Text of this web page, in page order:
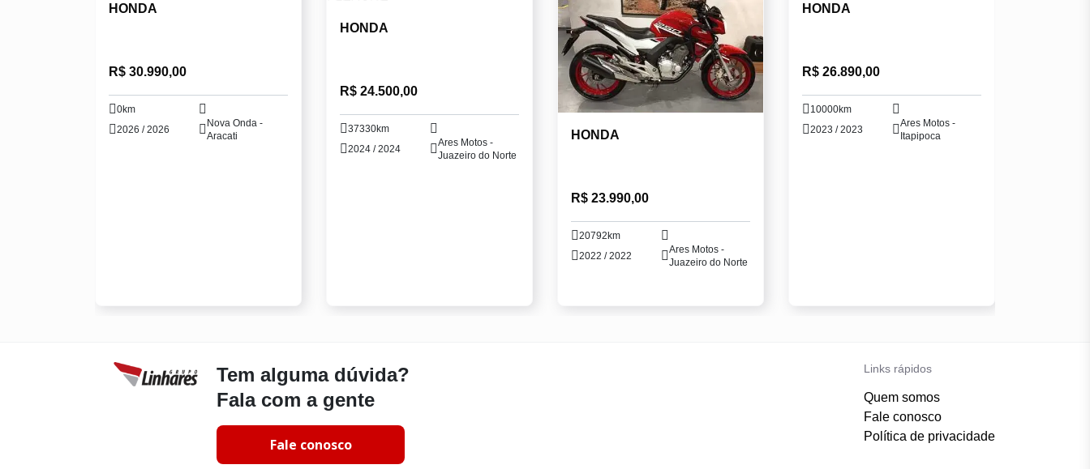
HONDA
R$ 30.990,00
0km
2026 / 2026
Nova Onda -
Aracati
HONDA
R$ 24.500,00
37330km
2024 / 2024
Ares Motos -
Juazeiro do Norte
HONDA
R$ 23.990,00
20792km
2022 / 2022
Ares Motos -
Juazeiro do Norte
HONDA
R$ 26.890,00
10000km
2023 / 2023
Ares Motos -
Itapipoca
Tem alguma dúvida?
Fala com a gente
Fale conosco
Links rápidos
Quem somos
Fale conosco
Política de privacidade